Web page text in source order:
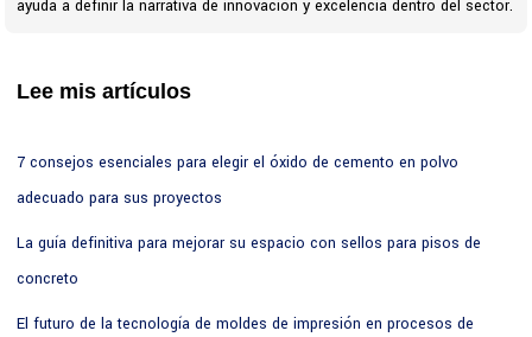
ayuda a definir la narrativa de innovación y excelencia dentro del sector.
Lee mis artículos
7 consejos esenciales para elegir el óxido de cemento en polvo
adecuado para sus proyectos
La guía definitiva para mejorar su espacio con sellos para pisos de
concreto
El futuro de la tecnología de moldes de impresión en procesos de